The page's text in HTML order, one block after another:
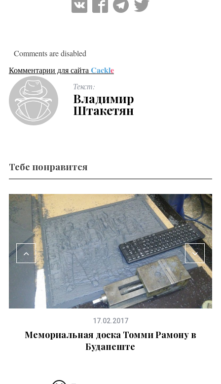
Comments are disabled
Комментарии для сайта Cackle
Текст:
Владимир
Штакетян
Тебе понравится
17.02.2017
Мемориальная доска Томми Рамону в
Будапеште